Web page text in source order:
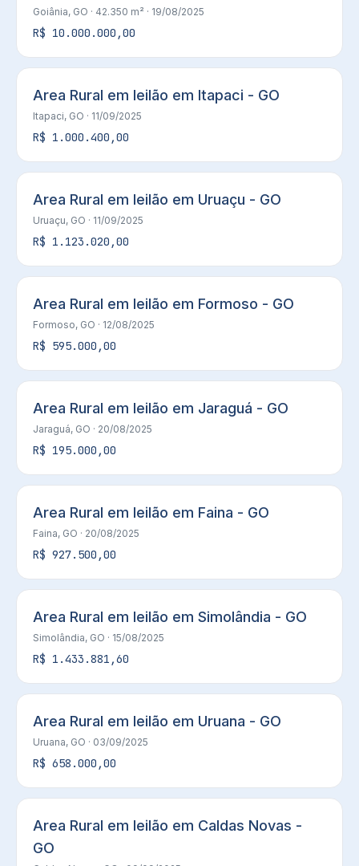
Goiânia, GO · 42.350 m² · 19/08/2025
R$ 10.000.000,00
Area Rural em leilão em Itapaci - GO
Itapaci, GO · 11/09/2025
R$ 1.000.400,00
Area Rural em leilão em Uruaçu - GO
Uruaçu, GO · 11/09/2025
R$ 1.123.020,00
Area Rural em leilão em Formoso - GO
Formoso, GO · 12/08/2025
R$ 595.000,00
Area Rural em leilão em Jaraguá - GO
Jaraguá, GO · 20/08/2025
R$ 195.000,00
Area Rural em leilão em Faina - GO
Faina, GO · 20/08/2025
R$ 927.500,00
Area Rural em leilão em Simolândia - GO
Simolândia, GO · 15/08/2025
R$ 1.433.881,60
Area Rural em leilão em Uruana - GO
Uruana, GO · 03/09/2025
R$ 658.000,00
Area Rural em leilão em Caldas Novas -
GO